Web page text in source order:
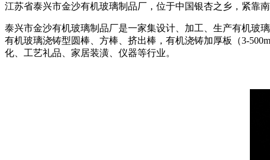
江苏省泰兴市金沙有机玻璃制品厂，位于中国银杏之乡，紧靠
泰兴市金沙有机玻璃制品厂是一家集设计、加工、生产有机玻
有机玻璃浇铸型圆棒、方棒、挤出棒，有机浇铸加厚板（3-
化、工艺礼品、家居装潢、仪器等行业。